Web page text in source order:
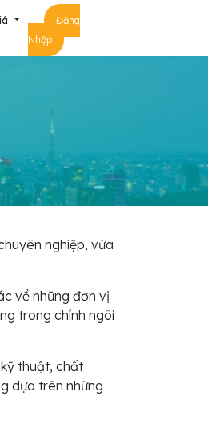
Đăng
Nhập
nghiệp, vừa
về những đơn vị
trong chính ngôi
thuật, chất
dựa trên những